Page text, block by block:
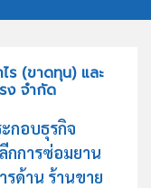
ร (ขาดทุน) และ
ง จำกัด
กอบธุรกิจ
กการซ่อมยาน
รด้าน ร้านขาย